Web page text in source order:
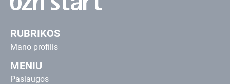
RUBRIKOS
Mano profilis
MENIU
Paslaugos